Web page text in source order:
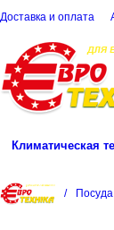
Доставка и оплата
Климатическая
/ Посуда